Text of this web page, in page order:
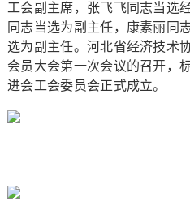
工会副主席，张飞飞同志当选
同志当选为副主任，康素丽同
选为副主任。河北省经济技术
会员大会第一次会议的召开，
进会工会委员会正式成立。